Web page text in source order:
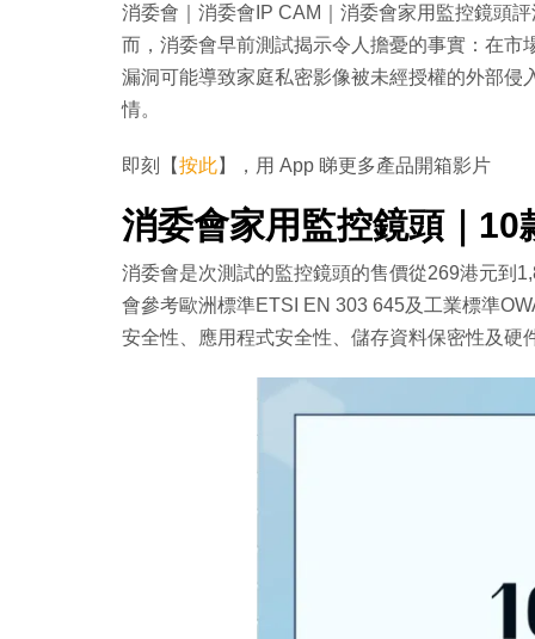
消委會｜消委會IP CAM｜消委會家用監控鏡頭
而，消委會早前測試揭示令人擔憂的事實：在
漏洞可能導致家庭私密影像被未經授權的外部
情。
即刻【按此】，用 App 睇更多產品開箱影片
消委會家用監控鏡頭｜10
消委會是次測試的監控鏡頭的售價從269港元到
會參考歐洲標準ETSI EN 303 645及工業標準
安全性、應用程式安全性、儲存資料保密性及硬